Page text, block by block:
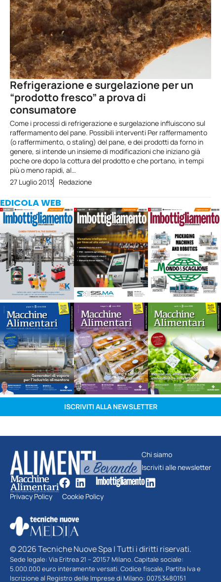
Refrigerazione e surgelazione per un
“prodotto fresco” a prova di
consumatore
Come i processi di refrigerazione e surgelazione influiscono sul
raffermamento del pane. Possibili interventi Per raffermamento
(o raffermimento, o staling) del pane, e dei prodotti da forno in
genere, si intende un insieme di modificazioni che iniziano già
poche ore dopo la cottura del prodotto e che portano, in tempi
più o meno rapidi, al…
27 Luglio 2013
Redazione
EDICOLA WEB
ISCRIVITI ALLA NEWSLETTER
Chi siamo
Iscriviti alle newsletter
Privacy Policy Cookie Policy
© 2026 Tecniche Nuove Spa | Tutti i diritti riservati.
Sede legale: Via Eritrea 21 – 20157 Milano. Capitale sociale:
5.000.000 euro interamente versati. Codice fiscale, Partita Iva e
Iscrizione al Registro delle Imprese di Milano: 00753480151